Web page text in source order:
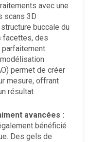
avec une
scans 3D
buccale du
facettes, des
permet de créer
mesure, offrant
résultat
avancées :
bénéficié
Des gels de